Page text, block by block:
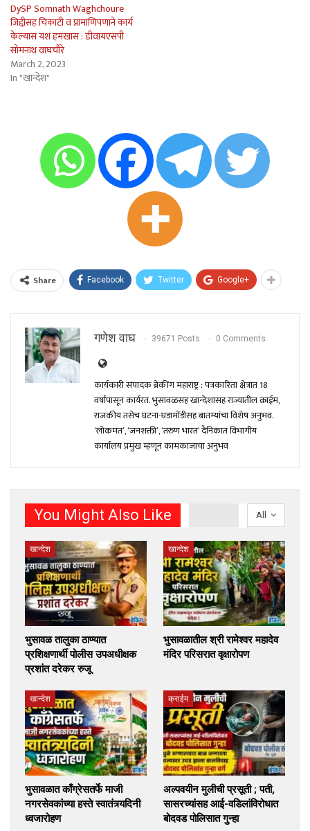
DySP Somnath Waghchoure
जिद्दीसह चिकाटी व प्रामाणिपणाने कार्य
केल्यास यश हमखास : डीवायएसपी
सोमनाथ वाघचौरे
March 2, 2023
In "खान्देश"
Share Facebook Twitter Google+
गणेश वाघ 39671 Posts 0 Comments
कार्यकारी संपादक ब्रेकींग महाराष्ट्र : पत्रकारिता क्षेत्रात 18
वर्षांपासून कार्यरत. भुसावळसह खान्देशासह राज्यातील क्राईम,
राजकीय तसेच घटना-घडामोंडीसह बातम्यांचा विशेष अनुभव.
‘लोकमत’, ‘जनशक्ती’, ‘तरुण भारत’ दैनिकात विभागीय
कार्यालय प्रमुख म्हणून कामकाजाचा अनुभव
All
You Might Also Like
खान्देश
भुसावळ तालुका ठाण्यात
प्रशिक्षणार्थी पोलीस उपअधीक्षक
प्रशांत दरेकर रुजू
खान्देश
भुसावळातील श्री रामेश्वर महादेव
मंदिर परिसरात वृक्षारोपण
खान्देश
भुसावळात काँग्रेसतर्फे माजी
नगरसेवकांच्या हस्ते स्वातंत्र्यदिनी
ध्वजारोहण
क्राईम
अल्पवयीन मुलीची प्रसूती ; पती,
सासरच्यांसह आई-वडिलांविरोधात
बोदवड पोलिसात गुन्हा